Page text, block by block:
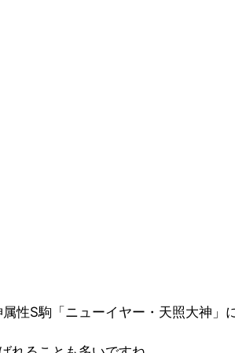
性S駒「ニューイヤー・天照大神」